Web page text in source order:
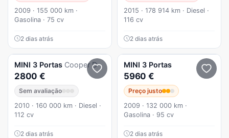
2009 · 155 000 km ·
Gasolina · 75 cv
2 dias atrás
2015 · 178 914 km · Diesel ·
116 cv
2 dias atrás
MINI 3 Portas Cooper D
2800 €
Sem avaliação
2010 · 160 000 km · Diesel ·
112 cv
2 dias atrás
MINI 3 Portas
5960 €
Preço justo
2009 · 132 000 km ·
Gasolina · 95 cv
2 dias atrás